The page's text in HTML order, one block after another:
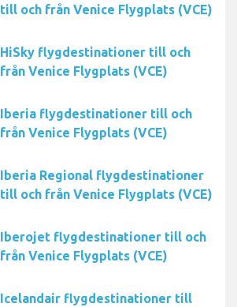
till och från Venice Flygplats (VCE)
HiSky flygdestinationer till och
från Venice Flygplats (VCE)
Iberia flygdestinationer till och
från Venice Flygplats (VCE)
Iberia Regional flygdestinationer
till och från Venice Flygplats (VCE)
Iberojet flygdestinationer till och
från Venice Flygplats (VCE)
Icelandair flygdestinationer till